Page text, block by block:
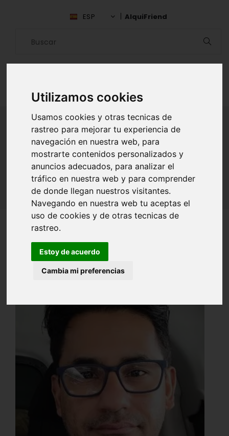
Utilizamos cookies
Usamos cookies y otras tecnicas de
rastreo para mejorar tu experiencia de
navegación en nuestra web, para
mostrarte contenidos personalizados y
anuncios adecuados, para analizar el
tráfico en nuestra web y para comprender
de donde llegan nuestros visitantes.
Navegando en nuestra web tu aceptas el
uso de cookies y de otras tecnicas de
rastreo.
Estoy de acuerdo
Cambia mi preferencias
ESP AlquiFriend
ALQUILAR AMIGO
Inicio Amigos Vizcaya Yonni Roman